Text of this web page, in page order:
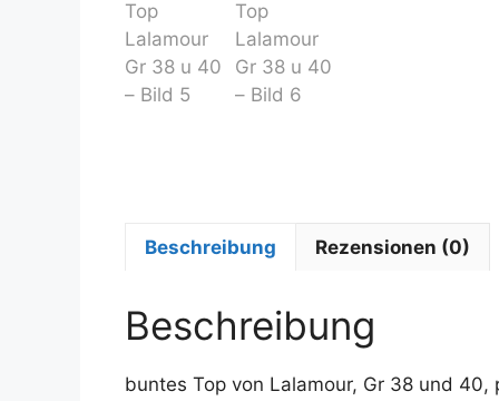
Beschreibung Rezensionen (0)
Beschreibung
buntes Top von Lalamour, Gr 38 und 40,